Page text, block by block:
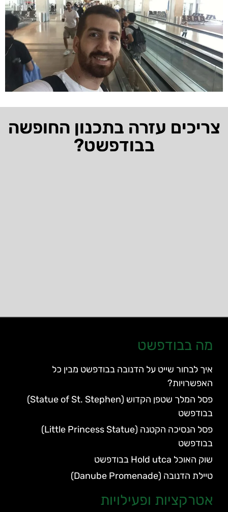
צריכים עזרה בתכנון החופשה
בבודפשט?
מה בבודפשט
איך לבחור שייט על הדנובה בבודפשט מבין כל
האפשרויות?
פסל המלך שטפן הקדוש (Statue of St. Stephen)
בבודפשט
פסל הנסיכה הקטנה (Little Princess Statue)
בבודפשט
שוק האוכל Hold utca בבודפשט
טיילת הדנובה (Danube Promenade)
אטרקציות ופעילויות